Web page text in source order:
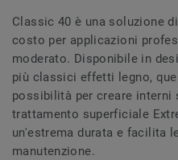
Classic 40 è una soluzione
costo per applicazioni
moderato. Disponibile in
più classici effetti legno,
possibilità per creare interni
trattamento superficiale
un'estrema durata e facilita
manutenzione.